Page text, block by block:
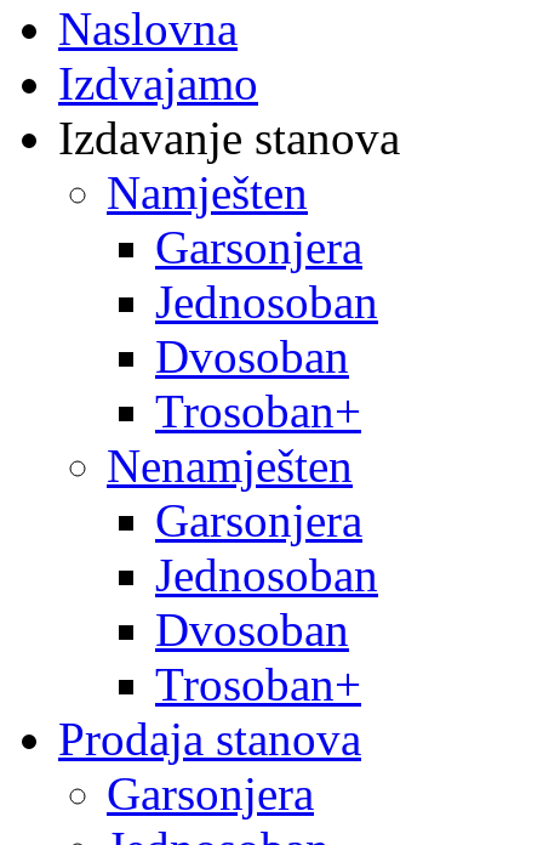
Naslovna
Izdvajamo
Izdavanje stanova
Namješten
Garsonjera
Jednosoban
Dvosoban
Trosoban+
Nenamješten
Garsonjera
Jednosoban
Dvosoban
Trosoban+
Prodaja stanova
Garsonjera